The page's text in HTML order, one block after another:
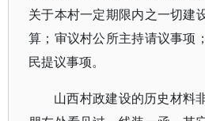
关于本村一定期限内之一切建
算；审议村公所主持请议事项
民提议事项。
山西村政建设的历史材料